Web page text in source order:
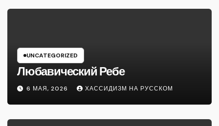
UNCATEGORIZED
Любавический Ребе
6 МАЯ, 2026 ХАССИДИЗМ НА РУССКОМ